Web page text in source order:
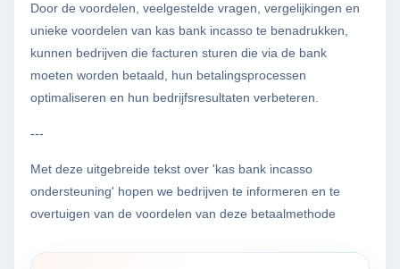
Door de voordelen, veelgestelde vragen, vergelijkingen en
unieke voordelen van kas bank incasso te benadrukken,
kunnen bedrijven die facturen sturen die via de bank
moeten worden betaald, hun betalingsprocessen
optimaliseren en hun bedrijfsresultaten verbeteren.
---
Met deze uitgebreide tekst over 'kas bank incasso
ondersteuning' hopen we bedrijven te informeren en te
overtuigen van de voordelen van deze betaalmethode